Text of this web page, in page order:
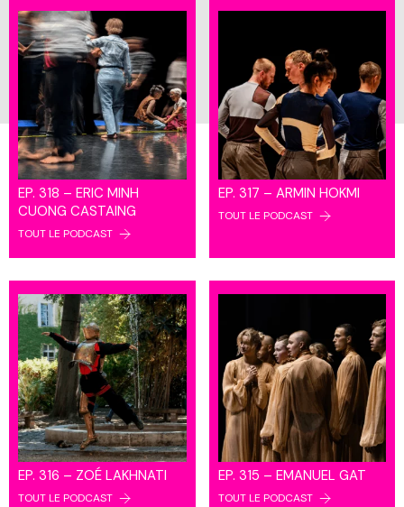
EP. 318 – ERIC MINH
CUONG CASTAING
TOUT LE PODCAST
EP. 317 – ARMIN HOKMI
TOUT LE PODCAST
EP. 316 – ZOÉ LAKHNATI
TOUT LE PODCAST
EP. 315 – EMANUEL GAT
TOUT LE PODCAST